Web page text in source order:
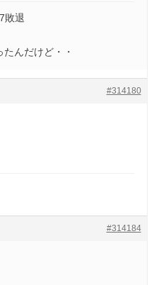
敗退
んだけど・・
#314180
#314184